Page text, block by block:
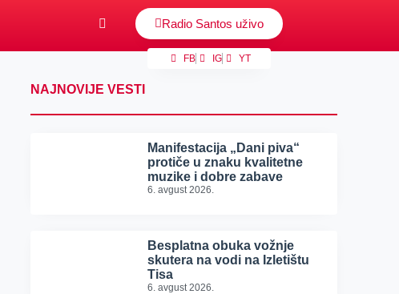
Radio Santos uživo
FB IG YT
NAJNOVIJE VESTI
Manifestacija „Dani piva“
protiče u znaku kvalitetne
muzike i dobre zabave
6. avgust 2026.
Besplatna obuka vožnje
skutera na vodi na Izletištu
Tisa
6. avgust 2026.